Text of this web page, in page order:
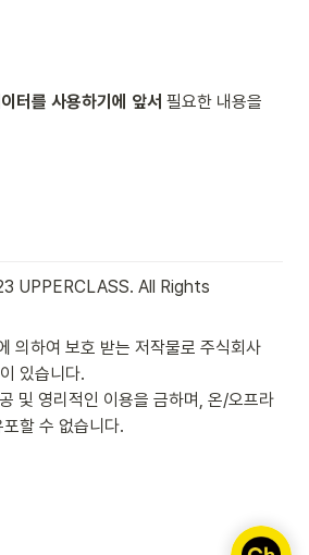
터를 사용하기에 앞서 필요한 내용을
UPPERCLASS. All Rights
의하여 보호 받는 저작물로 주식회사
있습니다.
및 영리적인 이용을 금하며, 온/오프라
할 수 없습니다.